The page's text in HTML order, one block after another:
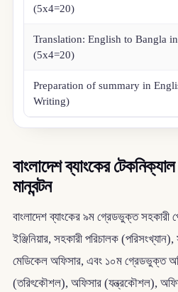
(5x4=20)
Translation: English to Bangla
(5x4=20)
Preparation of summary in
Writing)
বাংলাদেশ ব্যাংকের
মানবন্টন
বাংলাদেশ ব্যাংকের ৯ম গ্রেডভুক্ত সহকারী
ইঞ্জিনিয়ার, সহকারী পরিচালক
মেডিকেল অফিসার, এবং ১০ম গ্রেডভুক্ত
(তরিৎকৌশল), অফিসার (যন্ত্রকৌশল),